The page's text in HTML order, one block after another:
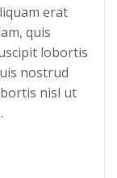
erat
quis
lobortis
nostrud
nisl ut